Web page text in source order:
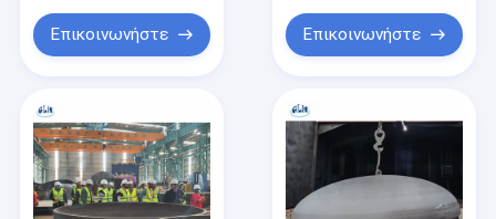
Επικοινωνήστε Επικοινωνήστε